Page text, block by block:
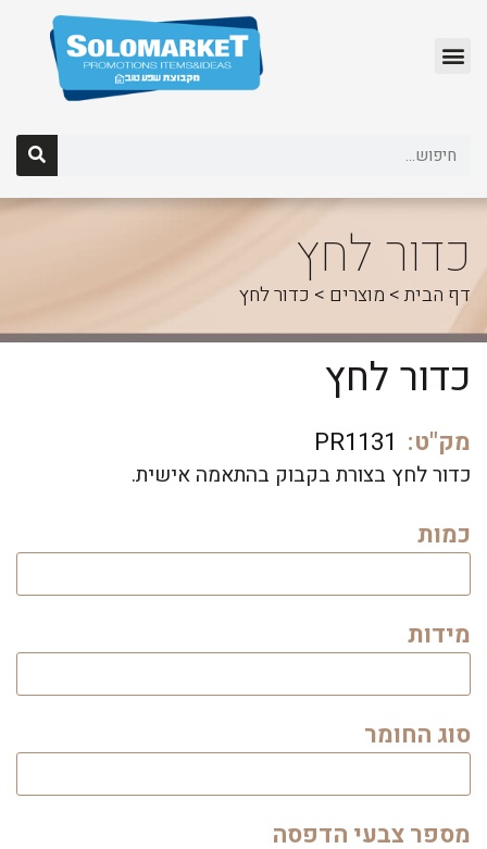
כדור לחץ
דף הבית> מוצרים > כדור לחץ
כדור לחץ
מק"ט: PR1131
כדור לחץ בצורת בקבוק בהתאמה אישית.
כמות
מידות
סוג החומר
מספר צבעי הדפסה